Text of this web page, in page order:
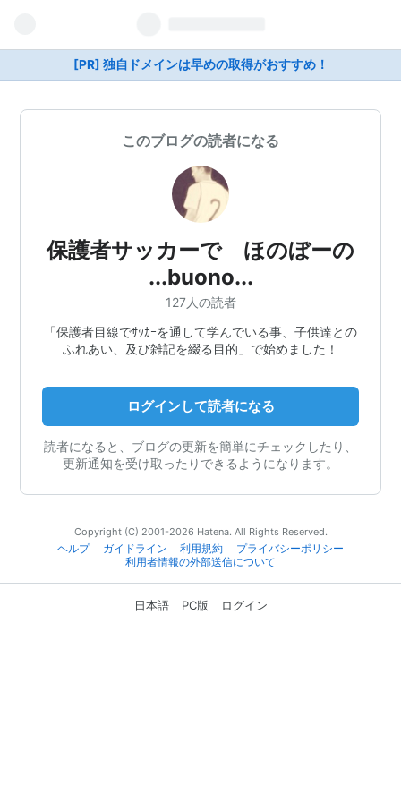
[PR] 独自ドメインは早めの取得がおすすめ！
このブログの読者になる
保護者サッカーで ほのぼーの
...buono...
127人の読者
「保護者目線でｻｯｶｰを通して学んでいる事、子供達との
ふれあい、及び雑記を綴る目的」で始めました！
ログインして読者になる
読者になると、ブログの更新を簡単にチェックしたり、
更新通知を受け取ったりできるようになります。
Copyright (C) 2001-2026 Hatena. All Rights Reserved.
ヘルプ
ガイドライン 利用規約
プライバシーポリシー
利用者情報の外部送信について
日本語 PC版 ログイン